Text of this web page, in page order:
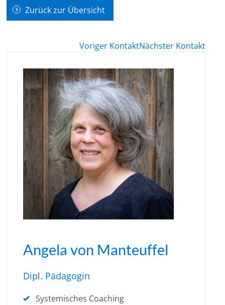
Zurück zur Übersicht
Voriger KontaktNächster Kontakt
Angela von Manteuffel
Dipl. Pädagogin
Systemisches Coaching